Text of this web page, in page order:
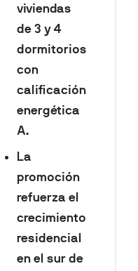
viviendas
de 3 y 4
dormitorios
con
calificación
energética
A.
La
promoción
refuerza el
crecimiento
residencial
en el sur de